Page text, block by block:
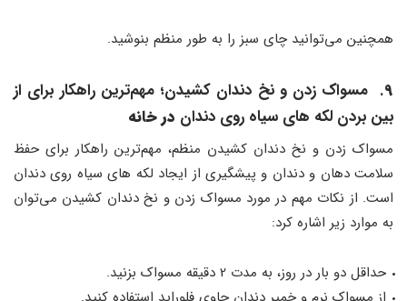
همچنین می‌توانید چای سبز را به طور منظم بنوشید.
9. مسواک زدن و نخ دندان کشیدن؛ مهم‌ترین راهکار برای از
بین بردن لکه های سیاه روی دندان در خانه
مسواک زدن و نخ دندان کشیدن منظم، مهم‌ترین راهکار برای حفظ
سلامت دهان و دندان و پیشگیری از ایجاد لکه های سیاه روی دندان
است. از نکات مهم در مورد مسواک زدن و نخ دندان کشیدن می‌توان
به موارد زیر اشاره کرد:
حداقل دو بار در روز، به مدت 2 دقیقه مسواک بزنید.